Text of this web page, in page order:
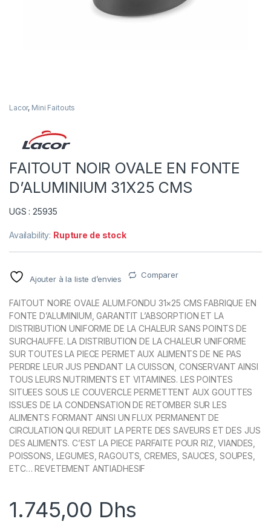
Lacor, Mini Faitouts
FAITOUT NOIR OVALE EN FONTE
D’ALUMINIUM 31X25 CMS
UGS : 25935
Availability: Rupture de stock
Ajouter à la liste d’envies Comparer
FAITOUT NOIRE OVALE ALUM.FONDU 31×25 CMS FABRIQUE EN
FONTE D’ALUMINIUM, GARANTIT L’ABSORPTION ET LA
DISTRIBUTION UNIFORME DE LA CHALEUR SANS POINTS DE
SURCHAUFFE. LA DISTRIBUTION DE LA CHALEUR UNIFORME
SUR TOUTES LA PIECE PERMET AUX ALIMENTS DE NE PAS
PERDRE LEUR JUS PENDANT LA CUISSON, CONSERVANT AINSI
TOUS LEURS NUTRIMENTS ET VITAMINES. LES POINTES
SITUEES SOUS LE COUVERCLE PERMETTENT AUX GOUTTES
ISSUES DE LA CONDENSATION DE RETOMBER SUR LES
ALIMENTS FORMANT AINSI UN FLUX PERMANENT DE
CIRCULATION QUI REDUIT LA PERTE DES SAVEURS ET DES JUS
DES ALIMENTS. C’EST LA PIECE PARFAITE POUR RIZ, VIANDES,
POISSONS, LEGUMES, RAGOUTS, CREMES, SAUCES, SOUPES,
ETC… REVETEMENT ANTIADHESIF
1.745,00 Dhs